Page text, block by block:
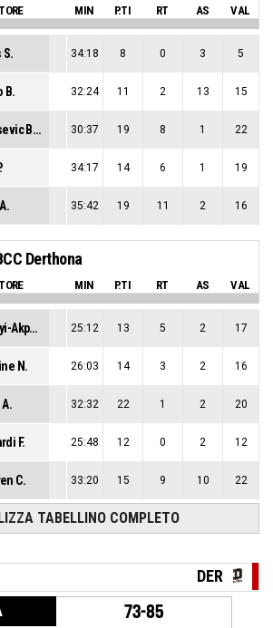
MIN P.TI RT AS VAL
S. 34:18 8 0 3 5
B. 32:24 11 2 13 15
Verlasevic Brcaninovic M. 30:37 19 8 1 22
34:17 14 6 1 19
35:42 19 11 2 16
Derthona
MIN P.TI RT AS VAL
Kunaiyi-Akpanah P. 25:12 13 5 2 17
N. 26:03 14 3 2 16
32:32 22 1 2 20
F. 25:48 12 0 2 12
C. 33:20 15 9 10 22
TABELLINO COMPLETO
DER
73-85